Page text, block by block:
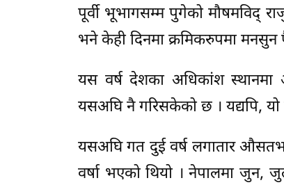
पूर्वी भूभागसम्म पुगेको मौषमविद्
भने केही दिनमा क्रमिकरुपमा
यस वर्ष देशका अधिकांश स्थानमा
यसअघि नै गरिसकेको छ । यद्यपि,
यसअघि गत दुई वर्ष लगातार
वर्षा भएको थियो । नेपालमा जुन,